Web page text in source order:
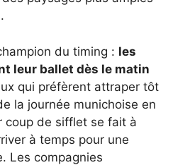
du timing : les
leur ballet dès le matin
qui préfèrent attraper tôt
la journée munichoise en
coup de sifflet se fait à
à temps pour une
Les compagnies